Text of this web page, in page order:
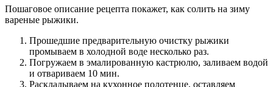
Пошаговое описание рецепта покажет, как солить на зиму
вареные рыжики.
Прошедшие предварительную очистку рыжики
промываем в холодной воде несколько раз.
Погружаем в эмалированную кастрюлю, заливаем водой
и отвариваем 10 мин.
Раскладываем на кухонное полотенце, оставляем